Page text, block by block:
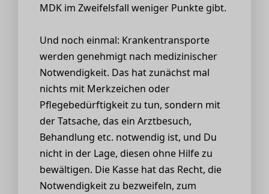
MDK im Zweifelsfall weniger Punkte gibt.
Und noch einmal: Krankentransporte
werden genehmigt nach medizinischer
Notwendigkeit. Das hat zunächst mal
nichts mit Merkzeichen oder
Pflegebedürftigkeit zu tun, sondern mit
der Tatsache, das ein Arztbesuch,
Behandlung etc. notwendig ist, und Du
nicht in der Lage, diesen ohne Hilfe zu
bewältigen. Die Kasse hat das Recht, die
Notwendigkeit zu bezweifeln, zum